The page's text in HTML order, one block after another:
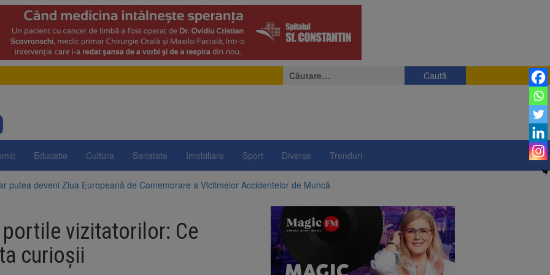
Caută
după:
Educatie Cultura Sanatate Imobiliare Sport Diverse Trenduri
putea deveni Ziua Europeană de Comemorare a Victimelor Accidentelor de Muncă
la apelul pentru reducerea consumului de energie. Nivelul Dunării a început să crească
Română pentru Iluminat cere reducerea luminii pe timpul nopții, nu oprirea iluminatului public
vizitatorilor: Ce
curioşii